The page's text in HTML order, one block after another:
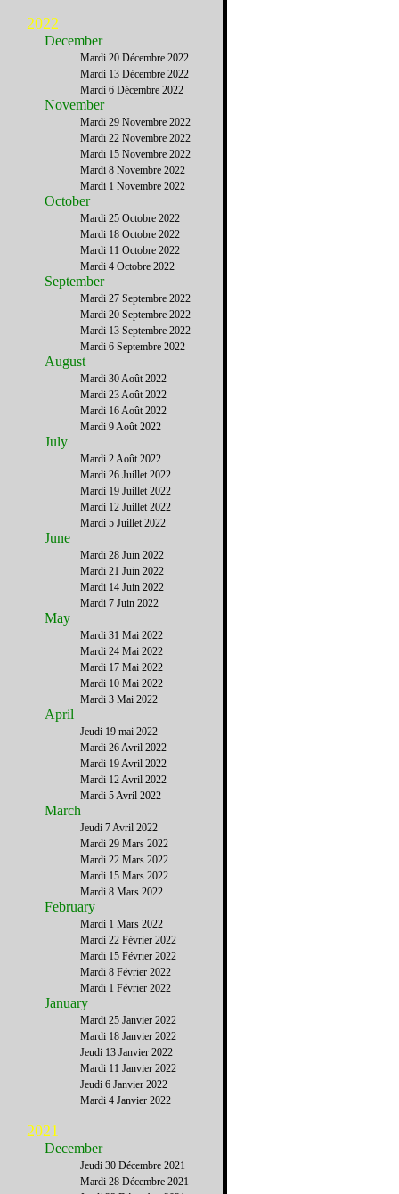
2022
December
Mardi 20 Décembre 2022
Mardi 13 Décembre 2022
Mardi 6 Décembre 2022
November
Mardi 29 Novembre 2022
Mardi 22 Novembre 2022
Mardi 15 Novembre 2022
Mardi 8 Novembre 2022
Mardi 1 Novembre 2022
October
Mardi 25 Octobre 2022
Mardi 18 Octobre 2022
Mardi 11 Octobre 2022
Mardi 4 Octobre 2022
September
Mardi 27 Septembre 2022
Mardi 20 Septembre 2022
Mardi 13 Septembre 2022
Mardi 6 Septembre 2022
August
Mardi 30 Août 2022
Mardi 23 Août 2022
Mardi 16 Août 2022
Mardi 9 Août 2022
July
Mardi 2 Août 2022
Mardi 26 Juillet 2022
Mardi 19 Juillet 2022
Mardi 12 Juillet 2022
Mardi 5 Juillet 2022
June
Mardi 28 Juin 2022
Mardi 21 Juin 2022
Mardi 14 Juin 2022
Mardi 7 Juin 2022
May
Mardi 31 Mai 2022
Mardi 24 Mai 2022
Mardi 17 Mai 2022
Mardi 10 Mai 2022
Mardi 3 Mai 2022
April
Jeudi 19 mai 2022
Mardi 26 Avril 2022
Mardi 19 Avril 2022
Mardi 12 Avril 2022
Mardi 5 Avril 2022
March
Jeudi 7 Avril 2022
Mardi 29 Mars 2022
Mardi 22 Mars 2022
Mardi 15 Mars 2022
Mardi 8 Mars 2022
February
Mardi 1 Mars 2022
Mardi 22 Février 2022
Mardi 15 Février 2022
Mardi 8 Février 2022
Mardi 1 Février 2022
January
Mardi 25 Janvier 2022
Mardi 18 Janvier 2022
Jeudi 13 Janvier 2022
Mardi 11 Janvier 2022
Jeudi 6 Janvier 2022
Mardi 4 Janvier 2022
2021
December
Jeudi 30 Décembre 2021
Mardi 28 Décembre 2021